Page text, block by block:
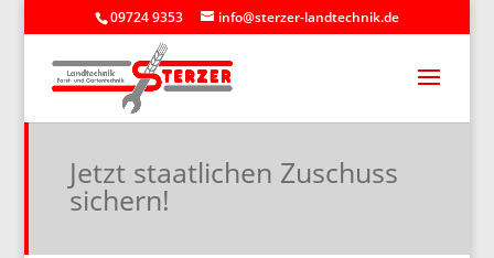
09724 9353 info@sterzer-landtechnik.de
Jetzt staatlichen Zuschuss
sichern!